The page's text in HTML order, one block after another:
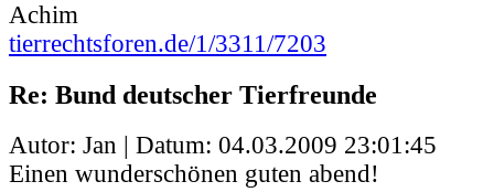
Achim
tierrechtsforen.de/1/3311/7203
Re: Bund deutscher Tierfreunde
Autor: Jan | Datum: 04.03.2009 23:01:45
Einen wunderschönen guten abend!